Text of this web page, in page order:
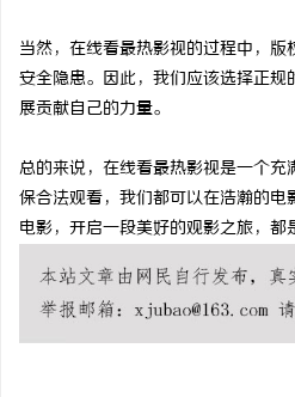
当然，在线看最热影视的过程中，
安全隐患。因此，我们应该选择正
展贡献自己的力量。
总的来说，在线看最热影视是一个
保合法观看，我们都可以在浩瀚的
电影，开启一段美好的观影之旅，都